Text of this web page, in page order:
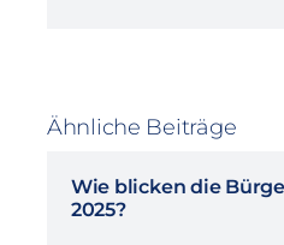
Ähnliche Beiträge
Wie blicken die
2025?